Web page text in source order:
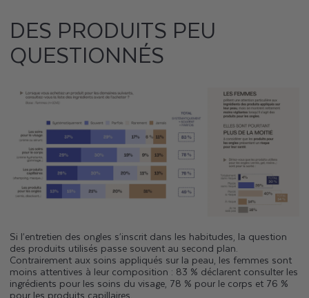
DES PRODUITS PEU
QUESTIONNÉS
Si l’entretien des ongles s’inscrit dans les habitudes, la question
des produits utilisés passe souvent au second plan.
Contrairement aux soins appliqués sur la peau, les femmes sont
moins attentives à leur composition : 83 % déclarent consulter les
ingrédients pour les soins du visage, 78 % pour le corps et 76 %